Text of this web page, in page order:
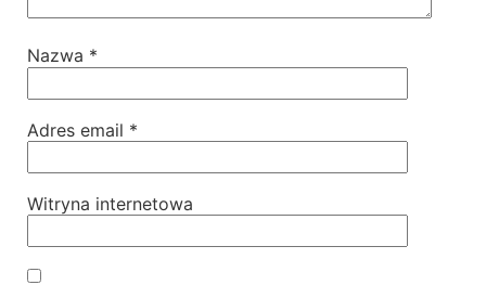
Nazwa *
Adres email *
Witryna internetowa